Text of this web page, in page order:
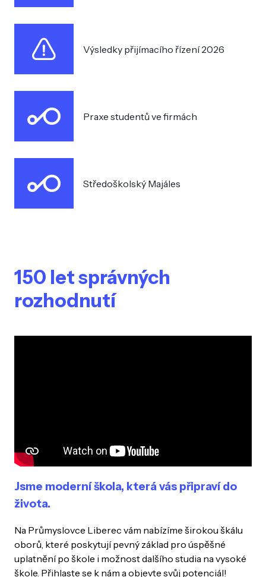
Výsledky přijímacího řízení 2026
Praxe studentů ve firmách
Středoškolský Majáles
150 let správných
rozhodnutí
Jsme moderní škola, která vás připraví do
života.
Na Průmyslovce Liberec vám nabízíme širokou škálu
oborů, které poskytují pevný základ pro úspěšné
uplatnění po škole i možnost dalšího studia na vysoké
škole. Přihlaste se k nám a objevte svůj potenciál!